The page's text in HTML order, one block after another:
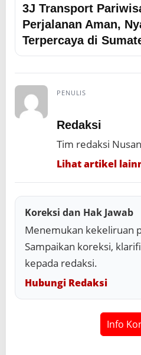
3J Transport
Perjalanan Aman,
Terpercaya di
PENULIS
Redaksi
Tim redaksi
Lihat artikel
Koreksi dan Hak Jawab
Menemukan kekeliruan
Sampaikan koreksi,
kepada redaksi.
Hubungi Redaksi
Info